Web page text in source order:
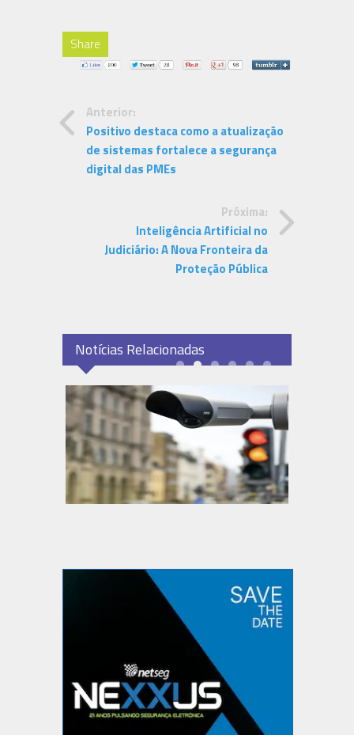
Share
Anterior:
Positivo destaca como a atualização
de sistemas fortalece a segurança
digital das PMEs
Próxima:
Inteligência Artificial no
Judiciário: A Nova Fronteira da
Proteção Pública
Notícias Relacionadas